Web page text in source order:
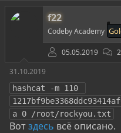
f22
Codeby Academy
05.05.2019
31.10.2019
hashcat -m 110
a 0 /root/rockyou.txt
Вотздесь всё описано.